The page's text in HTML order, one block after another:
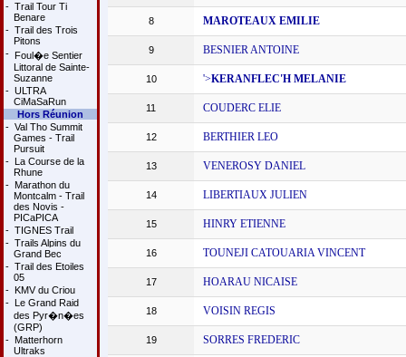
- Trail Tour Ti
Benare
- Trail des Trois
Pitons
- Foul�e Sentier
Littoral de Sainte-
Suzanne
- ULTRA
CiMaSaRun
Hors Réunion
- Val Tho Summit
Games - Trail
Pursuit
- La Course de la
Rhune
- Marathon du
Montcalm - Trail
des Novis -
PICaPICA
- TIGNES Trail
- Trails Alpins du
Grand Bec
- Trail des Etoiles
05
- KMV du Criou
- Le Grand Raid
des Pyr�n�es
(GRP)
- Matterhorn
Ultraks
8 MAROTEAUX EMILIE
9 BESNIER ANTOINE
10 '>KERANFLEC'H MELANIE
11 COUDERC ELIE
12 BERTHIER LEO
13 VENEROSY DANIEL
14 LIBERTIAUX JULIEN
15 HINRY ETIENNE
16 TOUNEJI CATOUARIA VINCENT
17 HOARAU NICAISE
18 VOISIN REGIS
19 SORRES FREDERIC